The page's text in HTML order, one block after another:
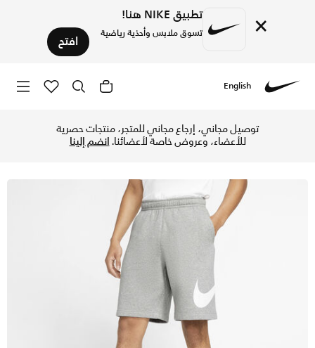
× تطبيق NIKE هنا!
تسوق ملابس وأحذية رياضية افتح
English
توصيل مجاني، إرجاع مجاني للمتجر، منتجات حصرية
للأعضاء، وعروض خاصة لأعضائنا.انضم إلينا